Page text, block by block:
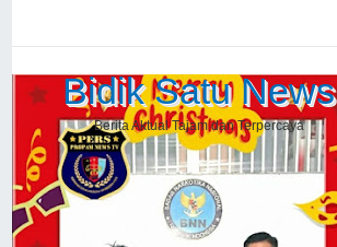
Bidik Satu News
Berita Aktual Tajam dan Terpercaya